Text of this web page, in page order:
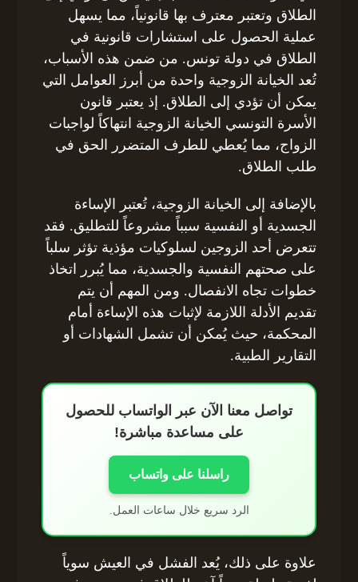
الطلاق وتعتبر معترف بها قانونياً، مما يسهل
عملية الحصول على استشارات قانونية في
الطلاق في دولة تونس. من ضمن هذه الأسباب،
تُعد الخيانة الزوجية واحدة من أبرز العوامل التي
يمكن أن تؤدي إلى الطلاق. إذ يعتبر قانون
الأسرة التونسي الخيانة الزوجية انتهاكاً لواجبات
الزواج، مما يُعطي للطرف المتضرر الحق في
طلب الطلاق.
بالإضافة إلى الخيانة الزوجية، تُعتبر الإساءة
الجسدية أو النفسية سبباً مشروعاً للتطليق. فقد
تتعرض أحد الزوجين لسلوكيات مؤذية تؤثر سلباً
على صحتهم النفسية والجسدية، مما يُبرر اتخاذ
خطوات تجاه الانفصال. ومن المهم أن يتم
تقديم الأدلة اللازمة لإثبات هذه الإساءة أمام
المحكمة، حيث يُمكن أن تشمل الشهادات أو
التقارير الطبية.
تواصل معنا الآن عبر الواتساب للحصول
على مساعدة مباشرة!
راسلنا على واتساب
الرد سريع خلال ساعات العمل.
علاوة على ذلك، يُعد الفشل في العيش سوياً